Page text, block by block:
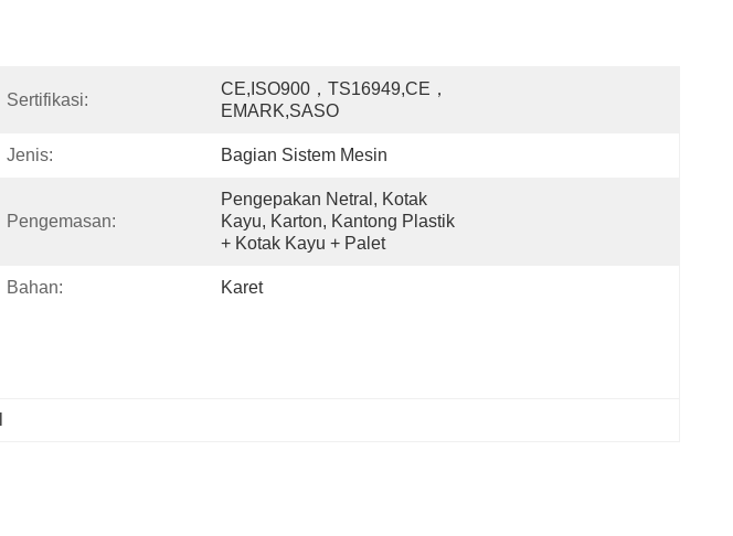
Sertifikasi:
CE,ISO900，TS16949,CE，
EMARK,SASO
Jenis: Bagian Sistem Mesin
Pengemasan:
Pengepakan Netral, Kotak
Kayu, Karton, Kantong Plastik
+ Kotak Kayu + Palet
Bahan: Karet